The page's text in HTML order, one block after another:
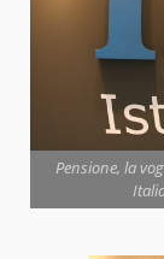
Pensione, la